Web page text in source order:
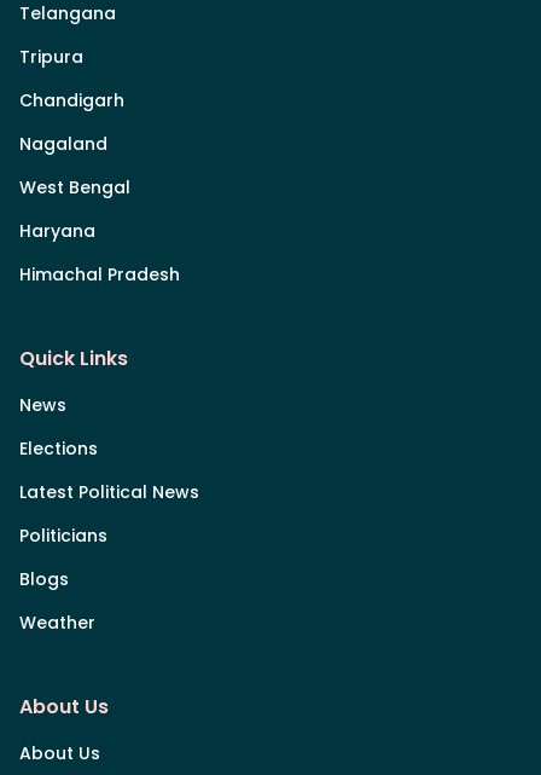
Telangana
Tripura
Chandigarh
Nagaland
West Bengal
Haryana
Himachal Pradesh
Quick Links
News
Elections
Latest Political News
Politicians
Blogs
Weather
About Us
About Us